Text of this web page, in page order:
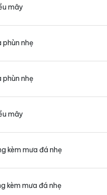
mây
phùn nhẹ
phùn nhẹ
mây
kèm mưa đá nhẹ
kèm mưa đá nhẹ